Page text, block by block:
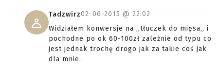
Tadzwirz02-06-2015 @ 22:02
Widziałem konwersje na ,,tłuczek do mięsa,, i
pochodne po ok 60-100zł zależnie od typu co
jest jednak trochę drogo jak za takie coś jak
dla mnie.